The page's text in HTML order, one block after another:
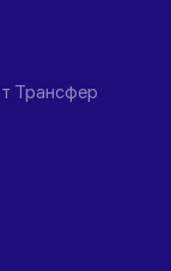
Трансфер